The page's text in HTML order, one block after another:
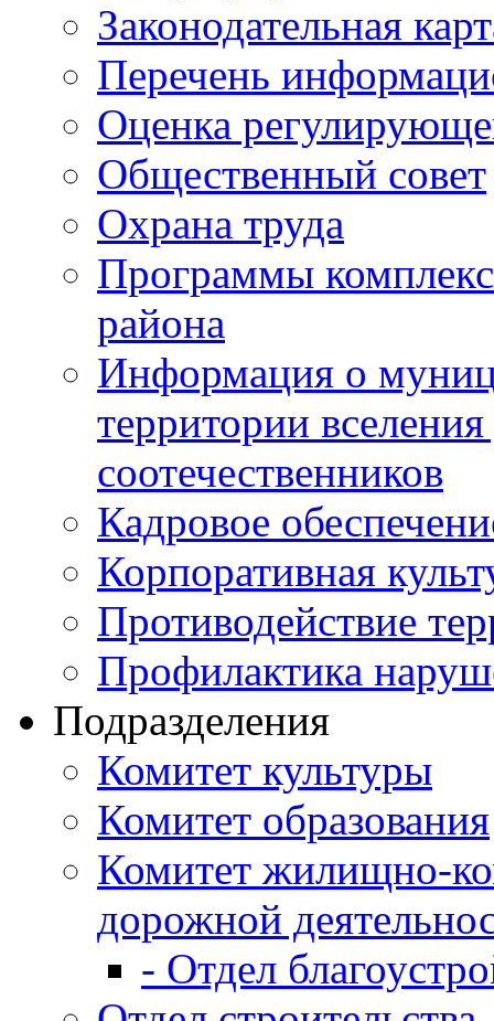
Законодательная
Перечень
Оценка
Общественный совет
Охрана труда
Программы
района
Информация о
территории
соотечественников
Кадровое
Корпоративная
Противодействие
Профилактика
Подразделения
Комитет культуры
Комитет образования
Комитет жилищно-
дорожной
- Отдел